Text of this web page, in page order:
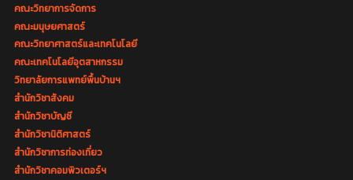
คณะวิทยาการจัดการ
คณะมนุษยศาสตร์
คณะวิทยาศาสตร์และเทคโนโลยี
คณะเทคโนโลยีอุตสาหกรรม
วิทยาลัยการแพทย์พื้นบ้านฯ
สำนักวิชาสังคม
สำนักวิชาบัญชี
สำนักวิชานิติศาสตร์
สำนักวิชาการท่องเที่ยว
สำนักวิชาคอมพิวเตอร์ฯ